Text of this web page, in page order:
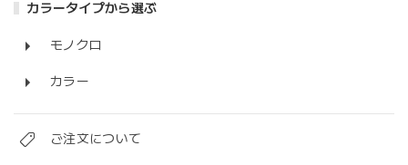
カラータイプから選ぶ
モノクロ
カラー
ご注文について